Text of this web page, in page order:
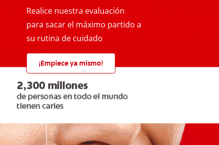
Realice nuestra evaluación
para sacar el máximo partido a
su rutina de cuidado
¡Empiece ya mismo!